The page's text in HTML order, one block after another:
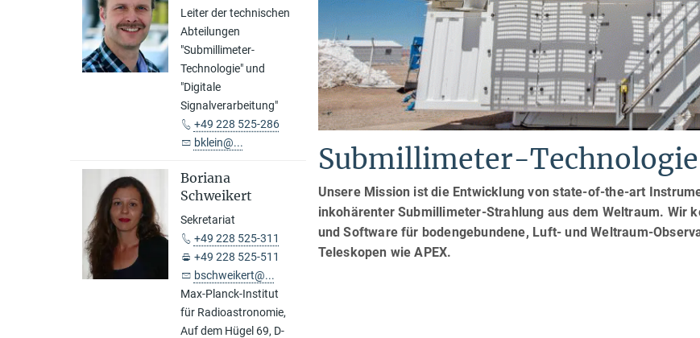
Submillimeter-Technologie
Unsere Mission ist die Entwicklung von state-of-the-art
inkohärenter Submillimeter-Strahlung aus dem Weltraum. Wir
und Software für bodengebundene, Luft- und Weltraum-
Teleskopen wie APEX.
Leiter der technischen
Abteilungen
"Submillimeter-
Technologie" und
"Digitale
Signalverarbeitung"
+49 228 525-286
bklein@...
Boriana
Schweikert
Sekretariat
+49 228 525-311
+49 228 525-511
bschweikert@...
Max-Planck-Institut
für Radioastronomie,
Auf dem Hügel 69, D-